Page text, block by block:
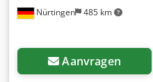
Nürtingen 485 km
Aanvragen